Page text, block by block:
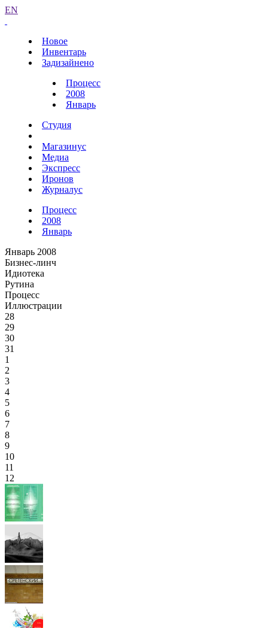
EN
Новое
Инвентарь
Задизайнено
Процесс
2008
Январь
Студия
Магазинус
Медиа
Экспресс
Иронов
Журналус
Процесс
2008
Январь
Январь 2008
Бизнес-линч
Идиотека
Рутина
Процесс
Иллюстрации
28
29
30
31
1
2
3
4
5
6
7
8
9
10
11
12